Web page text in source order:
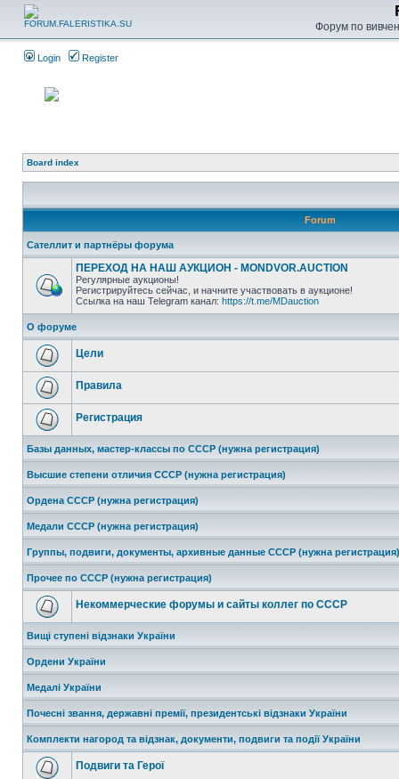
Форум по
Login Register
Board index
Forum
Сателлит и партнёры форума
ПЕРЕХОД НА НАШ АУКЦИОН - MONDVOR.AUCTION
Регулярные аукционы!
Регистрируйтесь сейчас, и начните участвовать в аукционе!
Ссылка на наш Telegram канал: https://t.me/MDauction
О форуме
Цели
Правила
Регистрация
Базы данных, мастер-классы по СССР (нужна регистрация)
Высшие степени отличия СССР (нужна регистрация)
Ордена СССР (нужна регистрация)
Медали СССР (нужна регистрация)
Группы, подвиги, документы, архивные данные СССР (нужна регистрация)
Прочее по СССР (нужна регистрация)
Некоммерческие форумы и сайты коллег по СССР
Вищі ступені відзнаки України
Ордени України
Медалі України
Почесні звання, державні премії, президентські відзнаки України
Комплекти нагород та відзнак, документи, подвиги та події України
Подвиги та Герої